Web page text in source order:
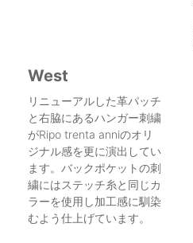
West
リニューアルした革パッチ
と右脇にあるハンガー刺繍
がRipo trenta anniのオリ
ジナル感を更に演出してい
ます。バックポケットの刺
繍にはステッチ糸と同じカ
ラーを使用し加工感に馴染
むよう仕上げています。